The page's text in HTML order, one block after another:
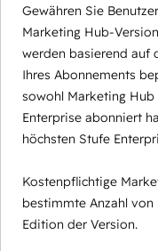
Gewähren Sie
Marketing Hub-
werden basierend auf
Ihres Abonnements
sowohl Marketing Hub
Enterprise abonniert
höchsten Stufe
Kostenpflichtige
bestimmte Anzahl von
Edition der Version.